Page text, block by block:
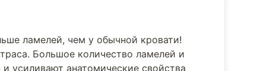
ламелей, чем у обычной кровати!
Большое количество ламелей и
усиливают анатомические свойства